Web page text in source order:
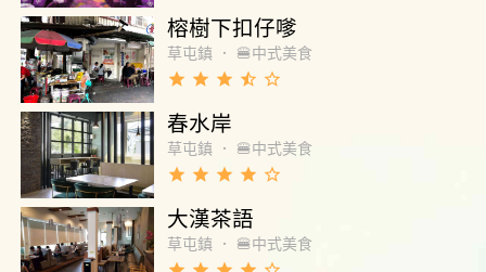
榕樹下扣仔嗲
草屯鎮 ． 🍔中式美食
grade grade grade star_half star_border
春水岸
草屯鎮 ． 🍔中式美食
grade grade grade grade star_border
大漢茶語
草屯鎮 ． 🍔中式美食